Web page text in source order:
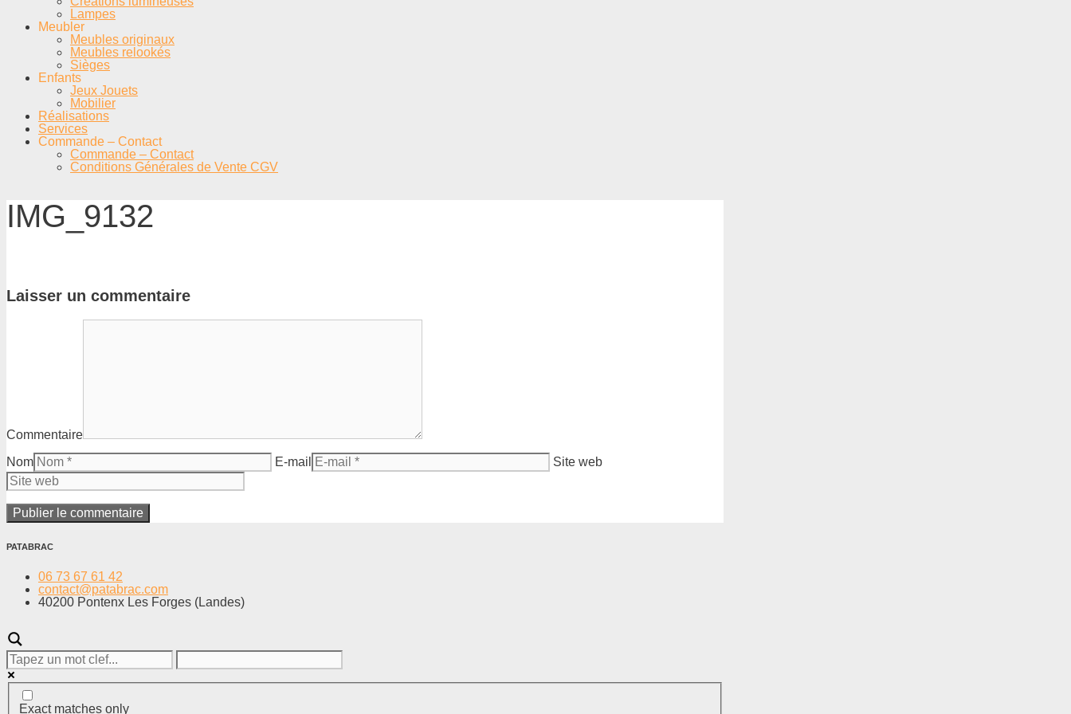
Lampes
Meubler
Meubles originaux
Meubles relookés
Sièges
Enfants
Jeux Jouets
Mobilier
Réalisations
Services
Commande – Contact
Commande – Contact
Conditions Générales de Vente CGV
IMG_9132
Laisser un commentaire
Commentaire
Nom E-mail Site web
PATABRAC
06 73 67 61 42
contact@patabrac.com
40200 Pontenx Les Forges (Landes)
Exact matches only